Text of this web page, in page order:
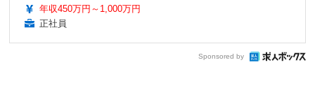
年収450万円～1,000万円
正社員
Sponsored by